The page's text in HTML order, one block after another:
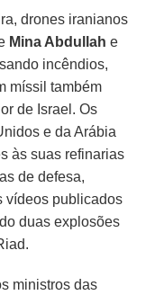
drones iranianos
Mina Abdullah e
incêndios,
míssil também
de Israel. Os
e da Arábia
às suas refinarias
de defesa,
vídeos publicados
duas explosões
ministros das